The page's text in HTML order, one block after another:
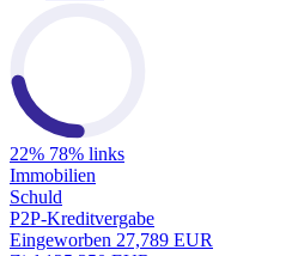
22% 78% links
Immobilien
Schuld
P2P-Kreditvergabe
Eingeworben 27,789 EUR